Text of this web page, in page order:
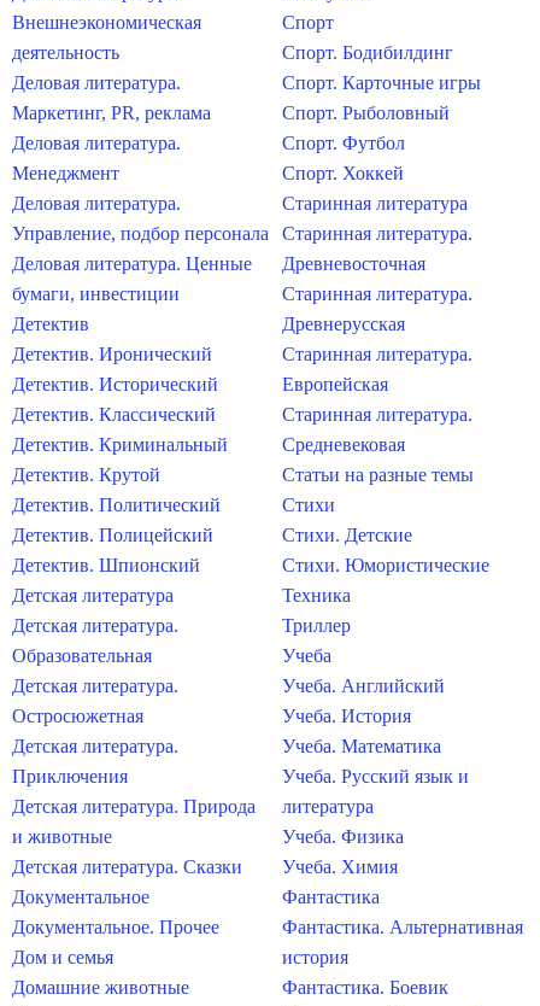
Внешнеэкономическая
деятельность
Деловая литература.
Маркетинг, PR, реклама
Деловая литература.
Менеджмент
Деловая литература.
Управление, подбор персонала
Деловая литература. Ценные
бумаги, инвестиции
Детектив
Детектив. Иронический
Детектив. Исторический
Детектив. Классический
Детектив. Криминальный
Детектив. Крутой
Детектив. Политический
Детектив. Полицейский
Детектив. Шпионский
Детская литература
Детская литература.
Образовательная
Детская литература.
Остросюжетная
Детская литература.
Приключения
Детская литература. Природа
и животные
Детская литература. Сказки
Документальное
Документальное. Прочее
Дом и семья
Домашние животные
Спорт
Спорт. Бодибилдинг
Спорт. Карточные игры
Спорт. Рыболовный
Спорт. Футбол
Спорт. Хоккей
Старинная литература
Старинная литература.
Древневосточная
Старинная литература.
Древнерусская
Старинная литература.
Европейская
Старинная литература.
Средневековая
Статьи на разные темы
Стихи
Стихи. Детские
Стихи. Юмористические
Техника
Триллер
Учеба
Учеба. Английский
Учеба. История
Учеба. Математика
Учеба. Русский язык и
литература
Учеба. Физика
Учеба. Химия
Фантастика
Фантастика. Альтернативная
история
Фантастика. Боевик